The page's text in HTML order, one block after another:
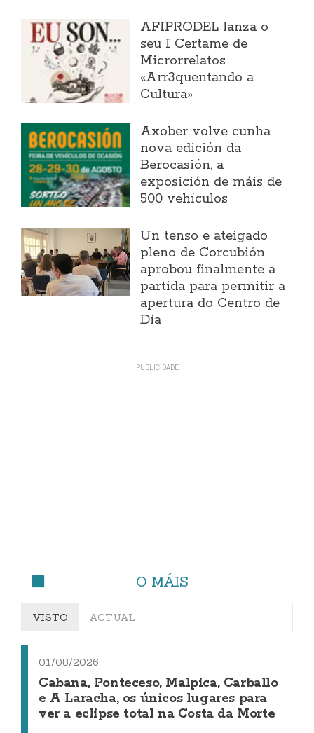
AFIPRODEL lanza o
seu I Certame de
Microrrelatos
«Arr3quentando a
Cultura»
Axober volve cunha
nova edición da
Berocasión, a
exposición de máis de
500 vehículos
Un tenso e ateigado
pleno de Corcubión
aprobou finalmente a
partida para permitir a
apertura do Centro de
Día
O MÁIS
VISTO ACTUAL
01/08/2026
Cabana, Ponteceso, Malpica, Carballo
e A Laracha, os únicos lugares para
ver a eclipse total na Costa da Morte